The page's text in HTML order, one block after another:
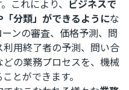
これにより、 ビジネスで
分類」ができるようにな
ンの審査、価格予測、問
用終了者の予測、問い合
の業務プロセスを、機械
とができます。